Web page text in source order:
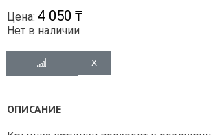
Цена: 4 050 ₸
Нет в наличии
ОПИСАНИЕ